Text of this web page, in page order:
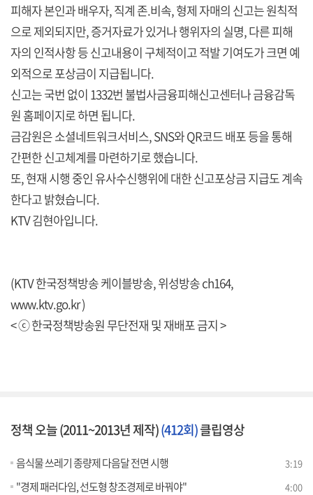
피해자 본인과 배우자, 직계 존.비속, 형제 자매의 신고는 원칙적
으로 제외되지만, 증거자료가 있거나 행위자의 실명, 다른 피해
자의 인적사항 등 신고내용이 구체적이고 적발 기여도가 크면 예
외적으로 포상금이 지급됩니다.
신고는 국번 없이 1332번 불법사금융피해신고센터나 금융감독
원 홈페이지로 하면 됩니다.
금감원은 소셜네트워크서비스, SNS와 QR코드 배포 등을 통해
간편한 신고체계를 마련하기로 했습니다.
또, 현재 시행 중인 유사수신행위에 대한 신고포상금 지급도 계속
한다고 밝혔습니다.
KTV 김현아입니다.
(KTV 한국정책방송 케이블방송, 위성방송 ch164,
www.ktv.go.kr )
< ⓒ 한국정책방송원 무단전재 및 재배포 금지 >
정책 오늘 (2011~2013년 제작)(412회)클립영상
음식물 쓰레기 종량제 다음달 전면 시행 3:19
"경제 패러다임, 선도형 창조경제로 바꿔야" 4:00